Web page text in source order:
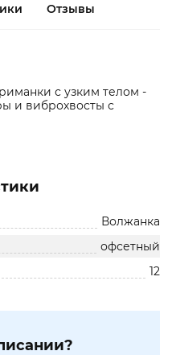
Отзывы
с узким телом -
и виброхвосты с
Волжанка
офсетный
12